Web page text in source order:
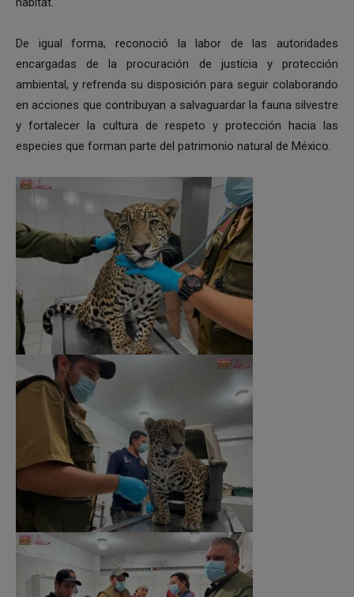
De igual forma, reconoció la labor de las autoridades
encargadas de la procuración de justicia y protección
ambiental, y refrenda su disposición para seguir colaborando
en acciones que contribuyan a salvaguardar la fauna silvestre
y fortalecer la cultura de respeto y protección hacia las
especies que forman parte del patrimonio natural de México.